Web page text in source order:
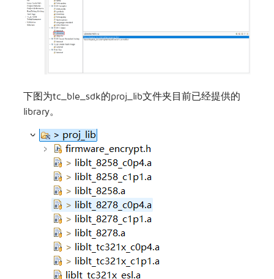
下图为tc_ble_sdk的proj_lib文件夹目前已经提供的
library。